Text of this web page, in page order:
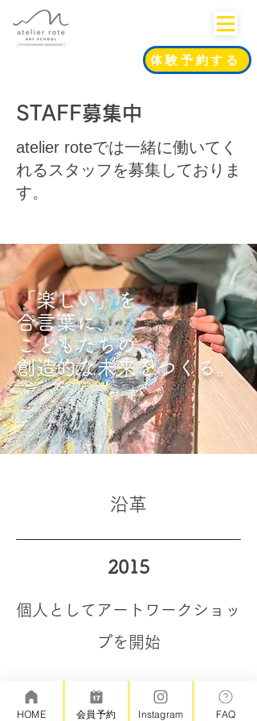
体験予約する
STAFF募集中
​atelier roteでは一緒に働いてく
れるスタッフを募集しておりま
す。
「楽しい」を
合言葉に、
こどもたちの
創造的な未来をつくる。
​沿革
2015
​個人としてアートワークショッ
プを開始
© Atelier Rote
HOME 会員予約 Instagram FAQ